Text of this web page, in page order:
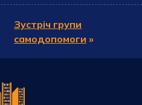
Зустріч групи
самодопомоги »